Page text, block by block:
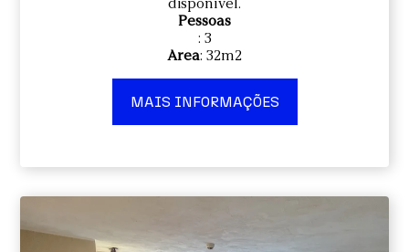
Pessoas
: 3
Area: 32m2
MAIS INFORMAÇÕES